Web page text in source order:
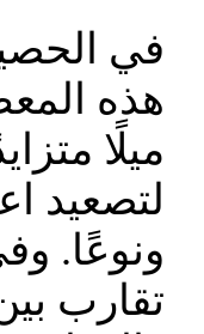
في
هذه
ميلًا
لتصعيد
ونوعًا.
تقارب